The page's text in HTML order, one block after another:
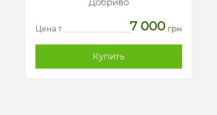
Добриво
Цена т 7 000 грн
Купить